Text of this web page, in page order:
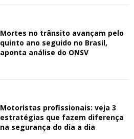
Mortes no trânsito avançam pelo
quinto ano seguido no Brasil,
aponta análise do ONSV
Motoristas profissionais: veja 3
estratégias que fazem diferença
na segurança do dia a dia